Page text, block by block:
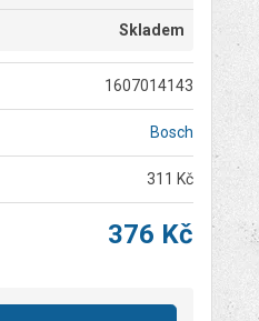
Skladem
1607014143
Bosch
311 Kč
376 Kč